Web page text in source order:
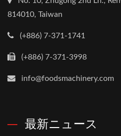
814010, Taiwan
(+886) 7-371-1741
(+886) 7-371-3998
info@foodsmachinery.com
最新ニュース